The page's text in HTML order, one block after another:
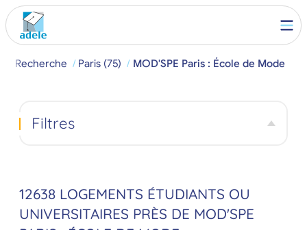
Recherche Paris (75) MOD'SPE Paris : École de Mode
12638 LOGEMENTS ÉTUDIANTS OU
UNIVERSITAIRES PRÈS DE MOD'SPE
Filtres